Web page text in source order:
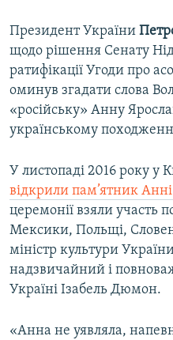
Президент України
щодо рішення Сенату
ратифікації Угоди про
оминув згадати слова
«російську» Анну
українському
У листопаді 2016 року у
відкрили пам’ятник
церемонії взяли участь
Мексики, Польщі,
міністр культури
надзвичайний і
Україні Ізабель Дюмон.
«Анна не уявляла,